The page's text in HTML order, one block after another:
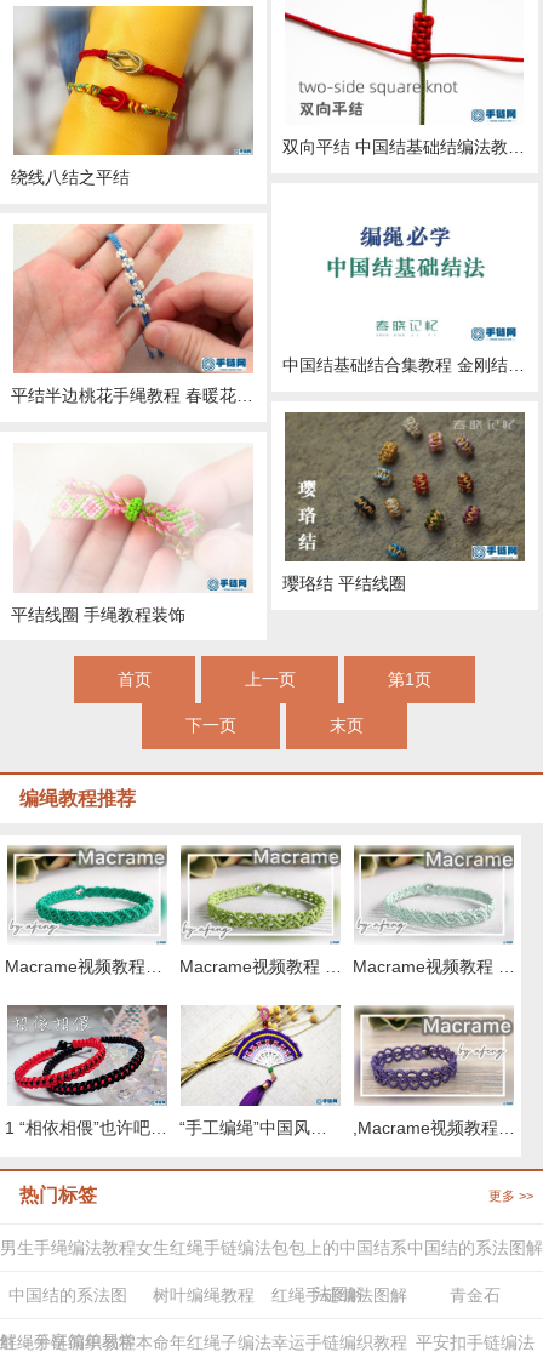
双向平结 中国结基础结编法教程 diy编绳小白的教学视频 春晓记忆
绕线八结之平结
中国结基础结合集教程 金刚结 八字结 单向平结 双向平结 二股辫 三股编 四股辫 单结 死结 绕线 同心结 蛇结 春晓记忆的手工编绳教学
平结半边桃花手绳教程 春暖花开系列手绳教程
璎珞结 平结线圈
平结线圈 手绳教程装饰
首页 上一页 第1页
下一页 末页
编绳教程推荐
“手工编绳”中国风桃花扇挂件编织教程视频（上集）
更多 >>
热门标签
男生手绳编法教程女生红绳手链编法包包上的中国结系
法图解
中国结的系法图解
中国结的系法图
解，分享简单易学
树叶编绳教程 红绳手链编法图解 青金石
红绳手链编织教程本命年红绳子编法幸运手链编织教程 平安扣手链编法